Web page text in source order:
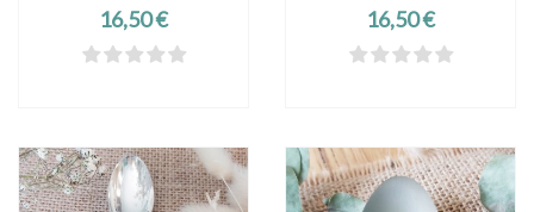
Prix
16,50 € Prix
16,50 €